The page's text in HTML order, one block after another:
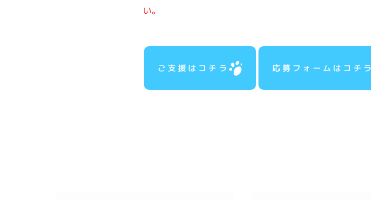
い。
ご支援はコチラ 応募フォームはコチラ